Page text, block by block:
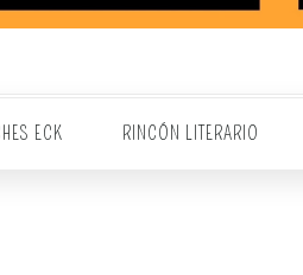
ECK RINCÓN LITERARIO